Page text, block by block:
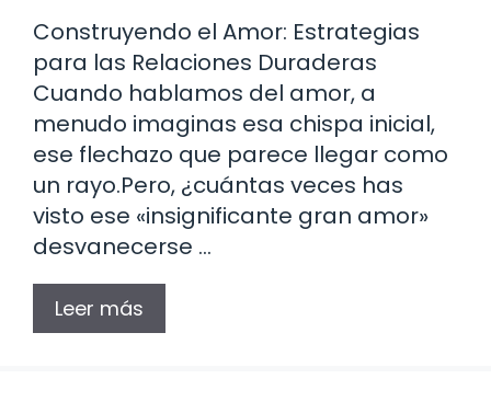
Construyendo el Amor: Estrategias
para las Relaciones Duraderas
Cuando hablamos del amor, a
menudo imaginas esa chispa inicial,
ese flechazo que parece llegar como
un rayo.Pero, ¿cuántas veces has
visto ese «insignificante gran amor»
desvanecerse …
Leer más